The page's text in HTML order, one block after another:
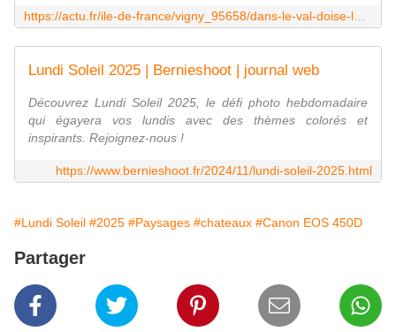
Lundi Soleil 2025 | Bernieshoot | journal web
Découvrez Lundi Soleil 2025, le défi photo hebdomadaire
qui égayera vos lundis avec des thèmes colorés et
inspirants. Rejoignez-nous !
https://www.bernieshoot.fr/2024/11/lundi-soleil-2025.html
#Lundi Soleil #2025 #Paysages #chateaux #Canon EOS 450D
Partager